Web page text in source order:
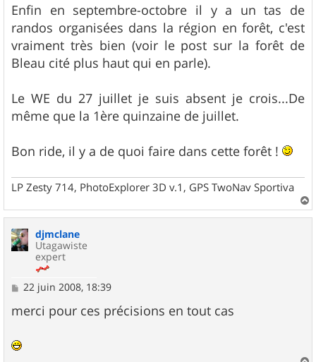
Enfin en septembre-octobre il y a un tas de
randos organisées dans la région en forêt, c'est
vraiment très bien (voir le post sur la forêt de
Bleau cité plus haut qui en parle).
Le WE du 27 juillet je suis absent je crois...De
même que la 1ère quinzaine de juillet.
Bon ride, il y a de quoi faire dans cette forêt !
LP Zesty 714, PhotoExplorer 3D v.1, GPS TwoNav Sportiva
a
djmclane
Utagawiste
expert
M
s
s
g
e
22 juin 2008, 18:39
merci pour ces précisions en tout cas